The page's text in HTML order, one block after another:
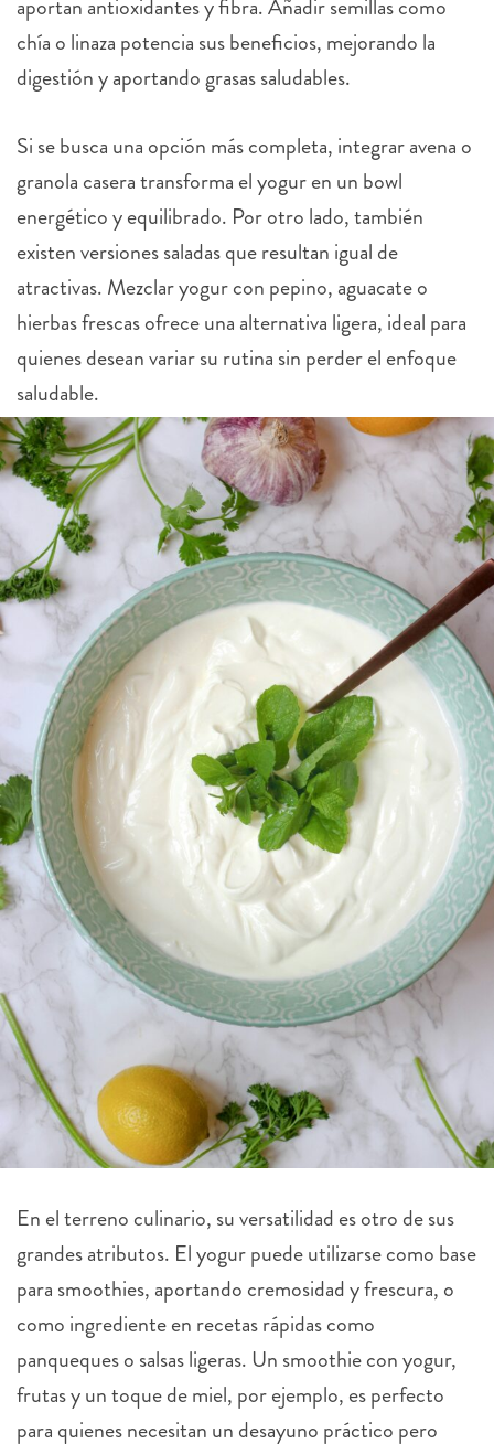
aportan antioxidantes y fibra. Añadir semillas como
chía o linaza potencia sus beneficios, mejorando la
digestión y aportando grasas saludables.
Si se busca una opción más completa, integrar avena o
granola casera transforma el yogur en un bowl
energético y equilibrado. Por otro lado, también
existen versiones saladas que resultan igual de
atractivas. Mezclar yogur con pepino, aguacate o
hierbas frescas ofrece una alternativa ligera, ideal para
quienes desean variar su rutina sin perder el enfoque
saludable.
En el terreno culinario, su versatilidad es otro de sus
grandes atributos. El yogur puede utilizarse como base
para smoothies, aportando cremosidad y frescura, o
como ingrediente en recetas rápidas como
panqueques o salsas ligeras. Un smoothie con yogur,
frutas y un toque de miel, por ejemplo, es perfecto
para quienes necesitan un desayuno práctico pero